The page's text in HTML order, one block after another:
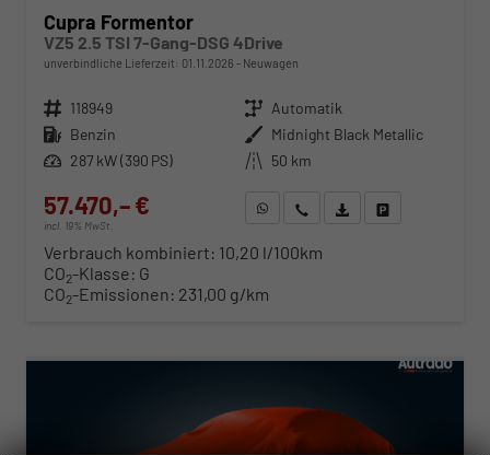
Cupra Formentor
VZ5 2.5 TSI 7-Gang-DSG 4Drive
unverbindliche Lieferzeit: 01.11.2026 Neuwagen
Fahrzeugnr. 118949 Getriebe Automatik
Kraftstoff Benzin Außenfarbe Midnight Black Metallic
Leistung 287 kW (390 PS) Kilometerstand 50 km
57.470,– €
incl. 19% MwSt.
WhatsApp anfragen
Wir rufen Sie anFahrzeugexposé (PDF)
Verbrauch kombiniert: 10,20 l/100km
CO2-Klasse: G
CO2-Emissionen: 231,00 g/km